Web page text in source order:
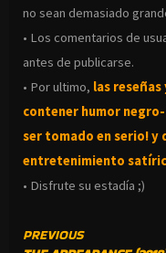
no sean demasiado
• Los comentarios de
antes de publicarse.
• Por ultimo, las reseñas
contener humor negro-
ser tomado en serio! y
entretenimiento
• Disfrute su estadía ;)
CONTINUE
PREVIOUS